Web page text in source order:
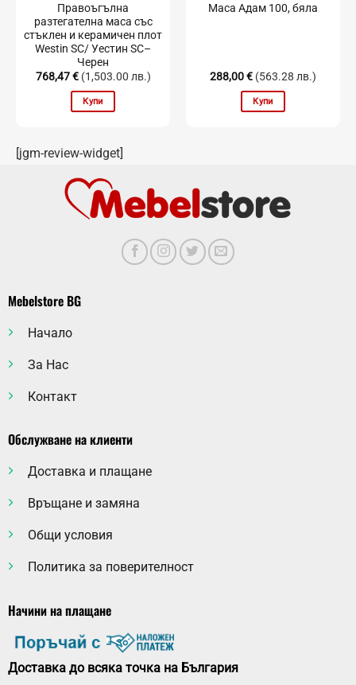
Правоъгълна
разтегателна маса със
стъклен и керамичен плот
Westin SC/ Уестин SC–
Черен
768,47€ (1,503.00 лв.)
Купи
Маса Адам 100, бяла
288,00€ (563.28 лв.)
Купи
[jgm-review-widget]
Mebelstore BG
Начало
За Нас
Контакт
Обслужване на клиенти
Доставка и плащане
Връщане и замяна
Общи условия
Политика за поверителност
Начини на плащане
Доставка до всяка точка на България